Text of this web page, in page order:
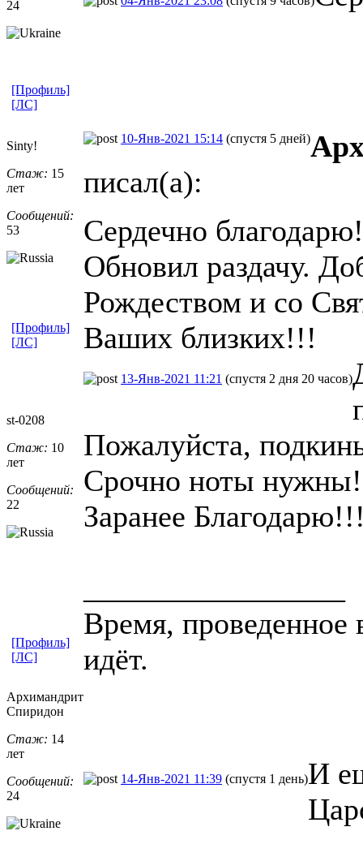
24
[Профиль]
[ЛС]
Sinty!
Стаж: 15
лет
Сообщений:
53
10-Янв-2021 15:14 (спустя 5 дней)
писал(а):
Сердечно благодарю!
Обновил раздачу.
Рождеством и со
Ваших близких!!!
[Профиль]
[ЛС]
st-0208
Стаж: 10
лет
Сообщений:
22
13-Янв-2021 11:21 (спустя 2 дня 20 часов)
Пожалуйста,
Срочно ноты нужны!
Заранее
Время, проведенное
идёт.
[Профиль]
[ЛС]
Архимандрит
Спиридон
Стаж: 14
лет
Сообщений:
24
14-Янв-2021 11:39 (спустя 1 день)И